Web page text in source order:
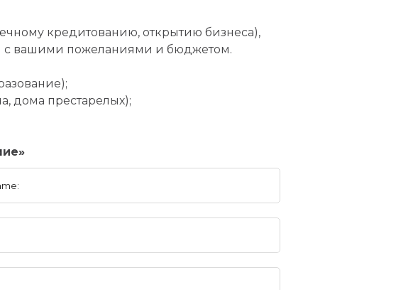
кредитованию, открытию бизнеса),
с вашими пожеланиями и бюджетом.
дома престарелых);